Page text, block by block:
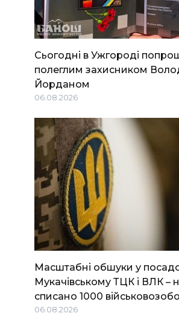
Сьогодні в Ужгороді
полеглим захисником
Йорданом
06.08.2026
Масштабні обшуки у
Мукачівському ТЦК і ВЛК –
списано 1000
06.08.2026